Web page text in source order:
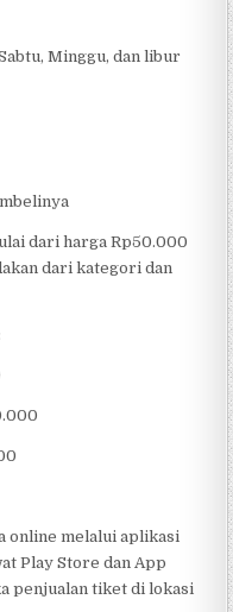
Minggu, dan libur
dari harga Rp50.000
dari kategori dan
online melalui aplikasi
Play Store dan App
penjualan tiket di lokasi